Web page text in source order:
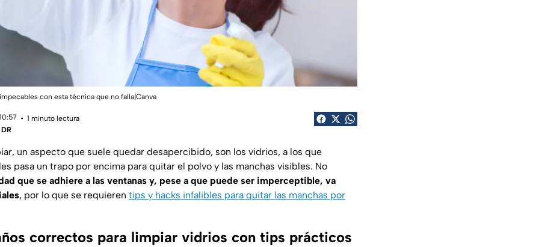
con esta técnica que no falla|Canva
1 minuto lectura
un aspecto que suele quedar desapercibido, son los vidrios, a los que
pasa un trapo por encima para quitar el polvo y las manchas visibles. No
que se adhiere a las ventanas y, pese a que puede ser imperceptible, va
, por lo que se requieren tips y hacks infalibles para quitar las manchas por
correctos para limpiar vidrios con tips prácticos